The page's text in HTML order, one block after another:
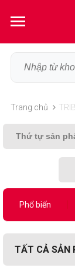
Trang chủ
Phổ biến
TẤT CẢ SẢN